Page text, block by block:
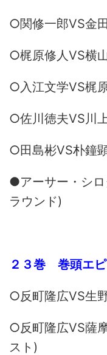
○関修一郎VS金
○梶原修人VS横
○入江文学VS梶
○佐川徳夫VS川
○田島彬VS朴鐘
●アーサー・シ
ラウンド)
２３巻 巻頭エ
○反町隆広VS生
○反町隆広VS薩
スト)